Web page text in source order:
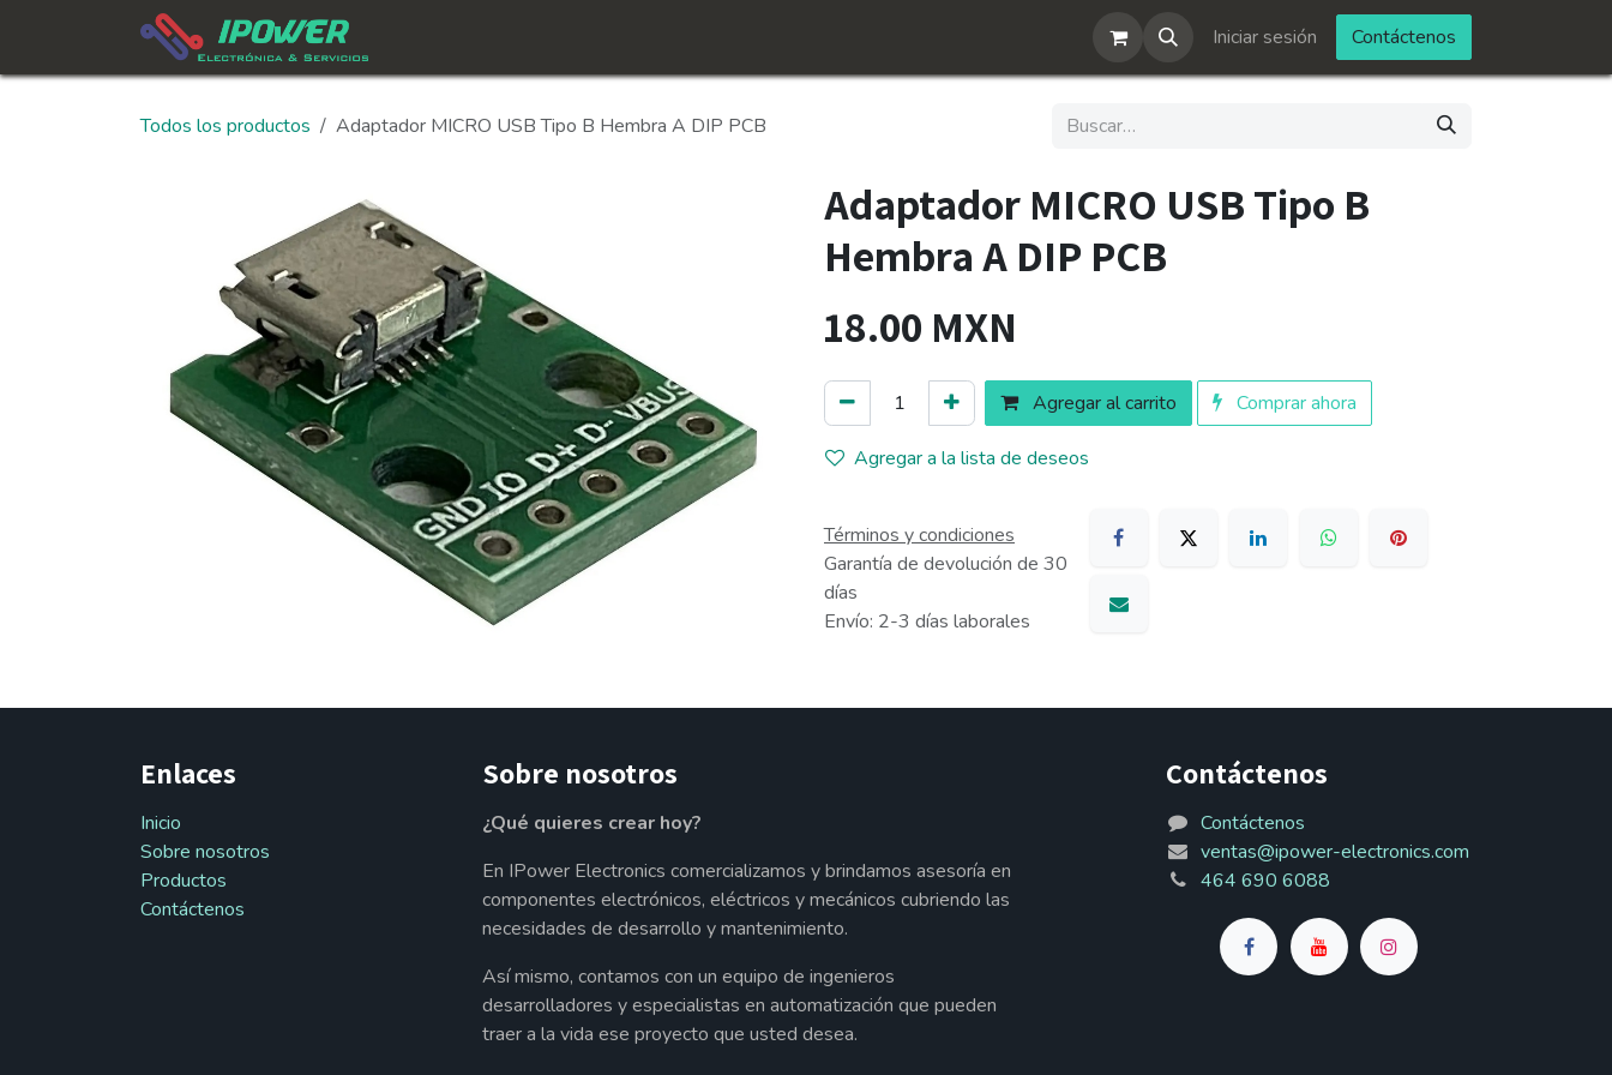
Iniciar sesión Contáctenos
Todos los productos Adaptador MICRO USB Tipo B Hembra A DIP PCB
Adaptador MICRO USB Tipo B
Hembra A DIP PCB
18.00 MXN
Agregar al carrito Comprar ahora
Agregar a la lista de deseos
Términos y condiciones
Garantía de devolución de 30
días
Envío: 2-3 días laborales
Enlaces
Inicio
Sobre nosotros
Productos
Contáctenos
Sobre nosotros
¿Qué quieres crear hoy?
En IPower Electronics comercializamos y brindamos asesoría en
componentes electrónicos, eléctricos y mecánicos cubriendo las
necesidades de desarrollo y mantenimiento.
Así mismo, contamos con un equipo de ingenieros
desarrolladores y especialistas en automatización que pueden
traer a la vida ese proyecto que usted desea.
Contáctenos
Contáctenos
ventas@ipower-electronics.com
464 690 6088